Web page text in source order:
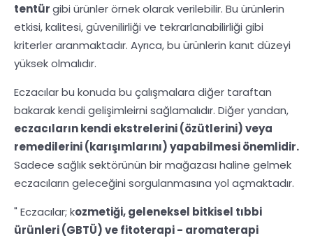
tentürgibi ürünler örnek olarak verilebilir. Bu ürünlerin
etkisi, kalitesi, güvenilirliği ve tekrarlanabilirliği gibi
kriterler aranmaktadır. Ayrıca, bu ürünlerin kanıt düzeyi
yüksek olmalıdır.
Eczacılar bu konuda bu çalışmalara diğer taraftan
bakarak kendi gelişimleirni sağlamalıdır. Diğer yandan,
eczacıların kendi ekstrelerini (özütlerini) veya
remedilerini (karışımlarını) yapabilmesi önemlidir.
Sadece sağlık sektörünün bir mağazası haline gelmek
eczacıların geleceğini sorgulanmasına yol açmaktadır.
" Eczacılar; kozmetiği, geleneksel bitkisel tıbbi
ürünleri (GBTÜ) ve fitoterapi - aromaterapi